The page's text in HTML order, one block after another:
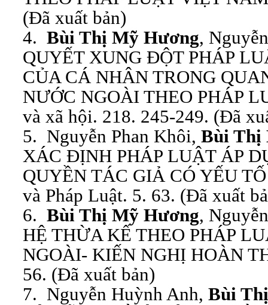
(Đã xuất bản)
4. Bùi Thị Mỹ Hương,
QUYẾT XUNG ĐỘT PHÁP
CỦA CÁ NHÂN TRONG
NƯỚC NGOÀI THEO PHÁP
và xã hội. 218. 245-249. (Đã
5. Nguyễn Phan Khôi, Bùi Thị
XÁC ĐỊNH PHÁP LUẬT ÁP
QUYỀN TÁC GIẢ CÓ YẾU
và Pháp Luật. 5. 63. (Đã xuất
6. Bùi Thị Mỹ Hương,
HỆ THỪA KẾ THEO PHÁP
NGOÀI- KIẾN NGHỊ HOÀN
56. (Đã xuất bản)
7. Nguyễn Huỳnh Anh, Bùi